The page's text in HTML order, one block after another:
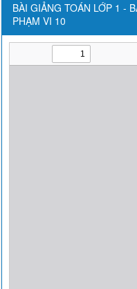
BÀI GIẢNG TOÁN LỚP 1 -
PHẠM VI 10